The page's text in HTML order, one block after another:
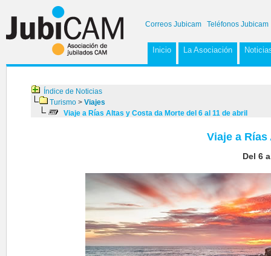
Correos Jubicam Teléfonos Jubicam
Inicio La Asociación
Índice de Noticias
Turismo> Viajes
Viaje a Rías Altas y Costa da Morte del 6 al 11 de abril
Viaje a
Del 6